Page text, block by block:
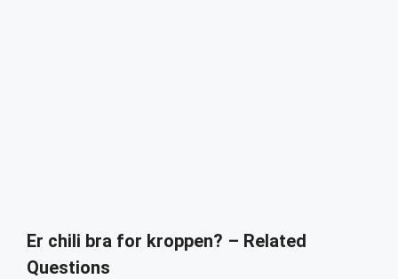
Er chili bra for kroppen? – Related
Questions